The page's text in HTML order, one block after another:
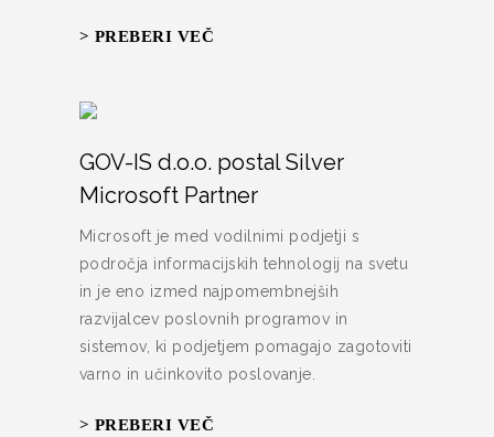
> PREBERI VEČ
GOV-IS d.o.o. postal Silver
Microsoft Partner
Microsoft je med vodilnimi podjetji s
področja informacijskih tehnologij na svetu
in je eno izmed najpomembnejših
razvijalcev poslovnih programov in
sistemov, ki podjetjem pomagajo zagotoviti
varno in učinkovito poslovanje.
> PREBERI VEČ